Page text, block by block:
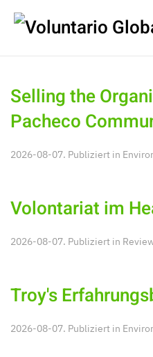
Selling the
Pacheco
2026-08-07. Publiziert in
Volontariat im
2026-08-07. Publiziert in
Troy's
2026-08-07. Publiziert in